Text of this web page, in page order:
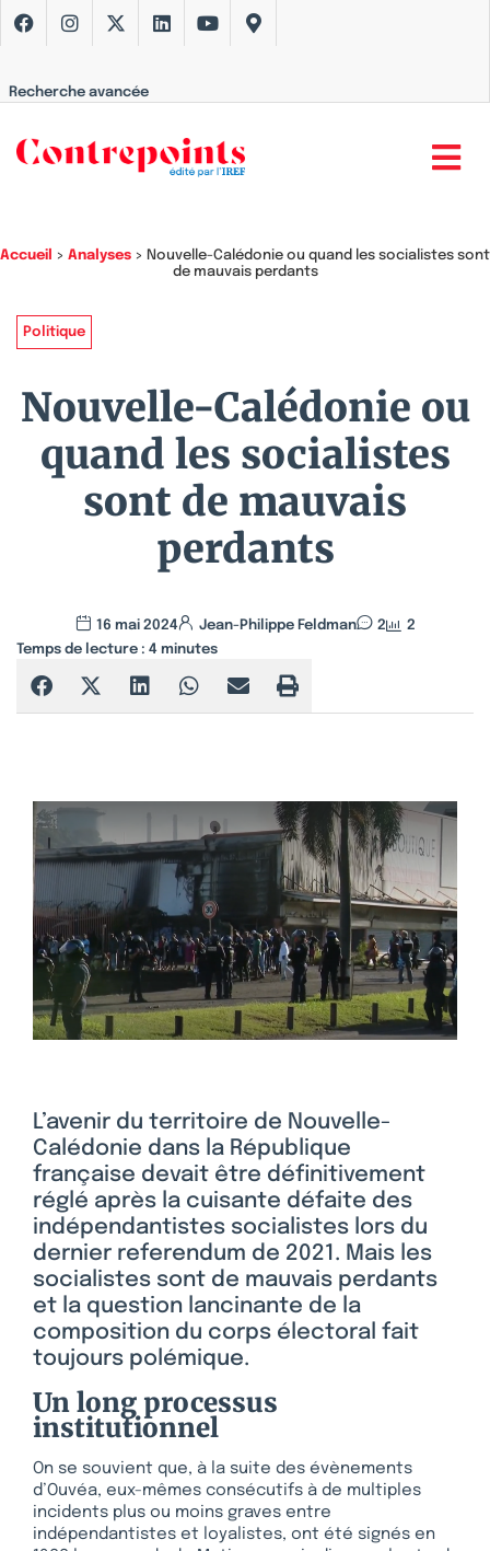
Recherche avancée
Accueil > Analyses > Nouvelle-Calédonie ou quand les socialistes sont
de mauvais perdants
Politique
Nouvelle-Calédonie ou
quand les socialistes
sont de mauvais
perdants
16 mai 2024 Jean-Philippe Feldman 2
2
Temps de lecture : 4 minutes
L’avenir du territoire de Nouvelle-
Calédonie dans la République
française devait être définitivement
réglé après la cuisante défaite des
indépendantistes socialistes lors du
dernier referendum de 2021. Mais les
socialistes sont de mauvais perdants
et la question lancinante de la
composition du corps électoral fait
toujours polémique.
Un long processus
institutionnel
On se souvient que, à la suite des évènements
d’Ouvéa, eux-mêmes consécutifs à de multiples
incidents plus ou moins graves entre
indépendantistes et loyalistes, ont été signés en